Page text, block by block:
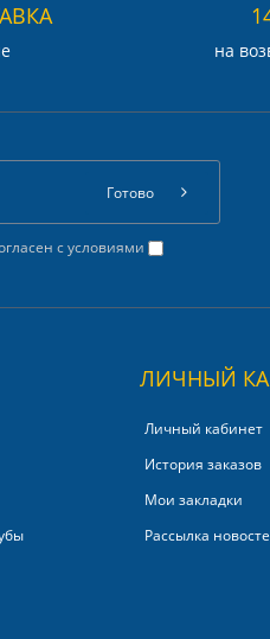
на
с условиями
Готово
ЛИЧНЫЙ
Личный кабинет
История заказов
Мои закладки
Рассылка